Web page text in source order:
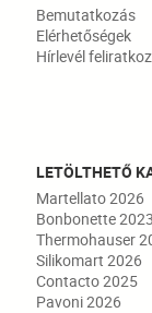
Bemutatkozás
Elérhetőségek
Hírlevél
LETÖLTHETŐ
Martellato 2026
Bonbonette 2023
Thermohauser
Silikomart 2026
Contacto 2025
Pavoni 2026